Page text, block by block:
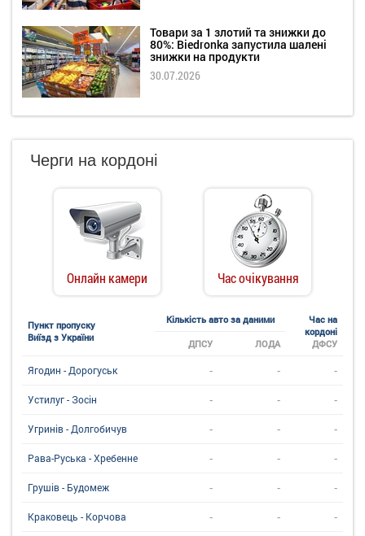
Товари за 1 злотий та знижки до
80%: Biedronka запустила шалені
знижки на продукти
30.07.2026
Черги на кордоні
Онлайн камери Час очікування
Пункт пропуску
Виїзд з України
Кількість авто за даними
Час на
кордоні
ДФСУ
ДПСУ ЛОДА
Ягодин - Дорогуськ - - -
Устилуг - Зосін - - -
Угринiв - Долгобичув - - -
Рава-Руська - Хребенне - - -
Грушів - Будомеж - - -
Краковець - Корчова - - -